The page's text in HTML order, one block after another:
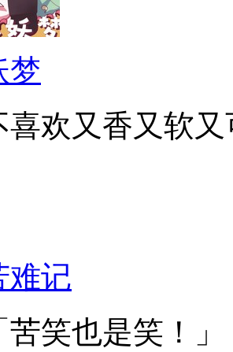
梦
喜欢又香又软又
难记
苦笑也是笑！」